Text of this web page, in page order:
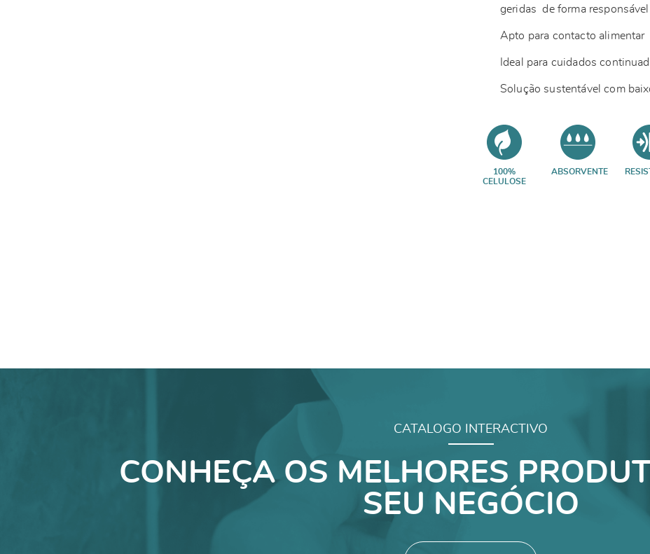
geridas de forma
Apto para contacto alimentar
Ideal para cuidados
Solução sustentável com
100%
CELULOSE
ABSORVENTE
CATALOGO INTERACTIVO
CONHEÇA OS MELHORES
SEU NEGÓCIO